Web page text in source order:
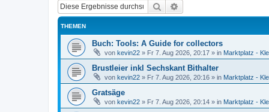
Suche
THEMEN
Buch: Tools: A Guide for collectors
von kevin22 » Fr 7. Aug 2026, 20:17 » in Marktplatz -
Brustleier inkl Sechskant Bithalter
von kevin22 » Fr 7. Aug 2026, 20:16 » in Marktplatz -
Gratsäge
von kevin22 » Fr 7. Aug 2026, 20:14 » in Marktplatz -